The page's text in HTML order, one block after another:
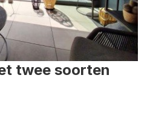
twee soorten